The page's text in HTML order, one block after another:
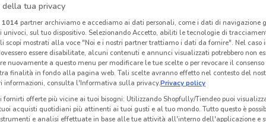
della tua privacy
1014partner archiviamo e accediamo ai dati personali, come i dati di navigazione
sul tuo dispositivo. Selezionando Accetto, abiliti le tecnologie di
scopi mostrati alla voce "Noi e i nostri partner trattiamo i dati da fornire". Nel caso
essere disabilitate, alcuni contenuti e annunci visualizzati potrebbero non
nuovamente a questo menu per modificare le tue scelte o per revocare il
finalità in fondo alla pagina web. Tali scelte avranno effetto nel contesto del
informazioni, consulta l'Informativa sulla privacy.Privacy policy
fornirti offerte più vicine ai tuoi bisogni: Utilizzando Shopfully/Tiendeo puoi
acquisti quotidiani più attinenti ai tuoi gusti e al tuo mondo. Tutto questo è
e analisi effettuate in base alle tue attività all'interno dell'applicazione e